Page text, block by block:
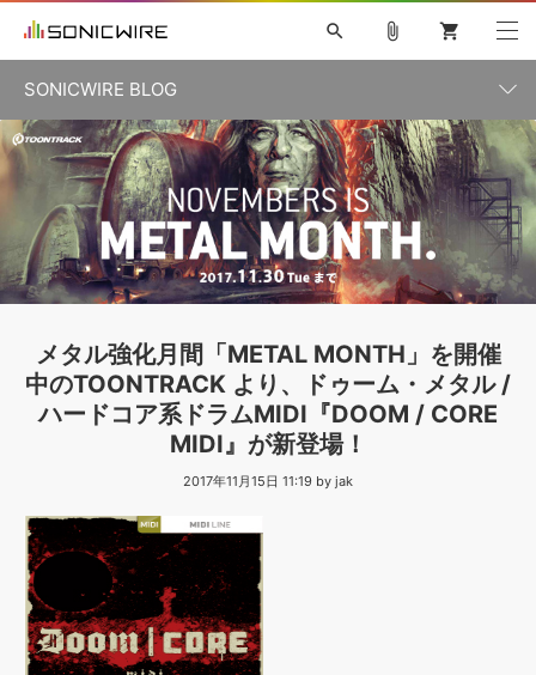
ソフト音源 »
プラグイン・エフェクト »
ソフトウェア／ツール »
効果音 »
BGM »
キャンペーン »
ニュースレター »
SONICWIREブログ »
製品サポート情報 »
DTMガイド »
お問い合わせ »
音楽カード
search
初音ミク V4X 鏡音リン・レン V4X
巡音ルカ V4X
ボーカル抜き出し
MEIKO V3 KAITO V3
MASSIVE
SYLENTH1
VOCALOID VIENNA
ライセンスフリーBGM
TOONTRACK
サンプルパックを試そう
MUTANT
シネマティック音源特集
EZdrummer2
KOTO NATION
ソフト音源 プラグイン・エフェクト サンプルパック
ソフトウェア／ツール DAW 効果音 BGM
attach_file shopping_cart
SONICWIRE BLOG
カテゴリ一覧
記事一覧
メタル強化月間「METAL MONTH」を開催
中のTOONTRACK より、ドゥーム・メタル /
ハードコア系ドラムMIDI『DOOM / CORE
MIDI』が新登場！
2017年11月15日 11:19 by jak